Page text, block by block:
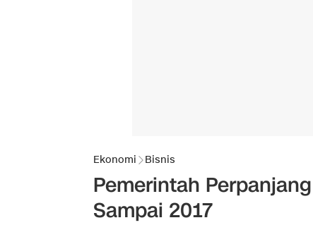
Ekonomi Bisnis
Pemerintah
Sampai 2017